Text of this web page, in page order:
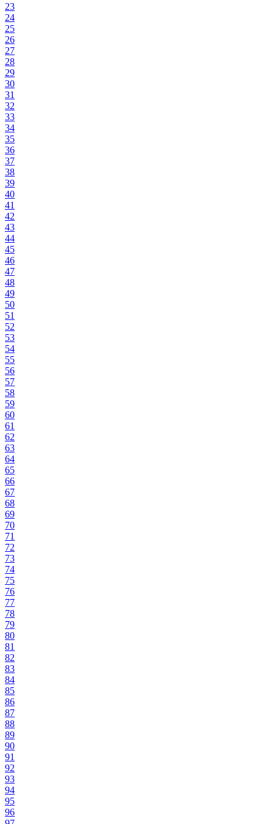
23
24
25
26
27
28
29
30
31
32
33
34
35
36
37
38
39
40
41
42
43
44
45
46
47
48
49
50
51
52
53
54
55
56
57
58
59
60
61
62
63
64
65
66
67
68
69
70
71
72
73
74
75
76
77
78
79
80
81
82
83
84
85
86
87
88
89
90
91
92
93
94
95
96